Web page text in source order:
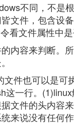
不同，不是
文件，包含设
看文件属性中是
内容来判断。
件也可以是可
一行。
文件的头内容
来说没有任何作